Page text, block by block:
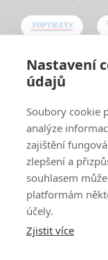
Nastavení
údajů
Soubory cookie
analýze
zajištění
zlepšení a
souhlasem
platformám
účely.
Zjistit více